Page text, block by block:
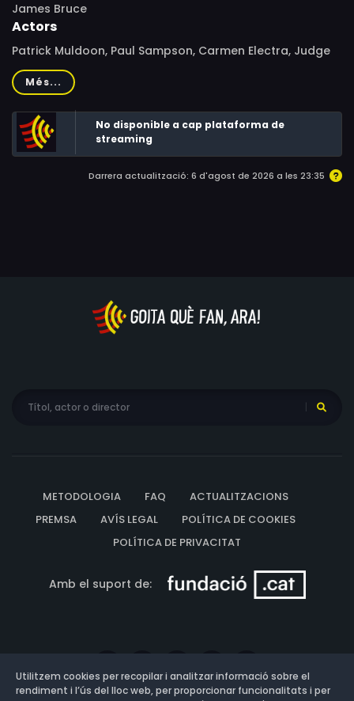
James Bruce
Actors
Patrick Muldoon, Paul Sampson, Carmen Electra, Judge
Reinhold, Oryan Landa, Linden Ashby
Més...
No disponible a cap plataforma de
streaming
Darrera actualització: 6 d'agost de 2026 a les 23:35
METODOLOGIA FAQ
ACTUALITZACIONS
PREMSA
AVÍS LEGAL
POLÍTICA DE COOKIES
POLÍTICA DE PRIVACITAT
Amb el suport de:
Utilitzem cookies per recopilar i analitzar informació sobre el
rendiment i l’ús del lloc web, per proporcionar funcionalitats i per